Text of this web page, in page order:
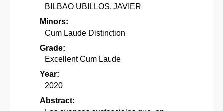
BILBAO UBILLOS, JAVIER
Minors:
Cum Laude Distinction
Grade:
Excellent Cum Laude
Year:
2020
Abstract: